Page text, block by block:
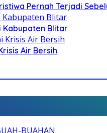
Pernah Terjadi
Kabupaten Blitar
Air Bersih